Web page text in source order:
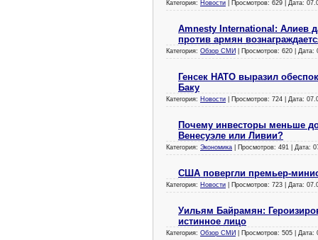
Категория: Новости | Просмотров: 629 | Дата:
Amnesty International: Алиев
против армян
Категория: Обзор СМИ | Просмотров: 620 | Дата:
Генсек НАТО выразил
Баку
Категория: Новости | Просмотров: 724 | Дата:
Почему инвесторы меньше
Венесуэле или Ливии?
Категория: Экономика | Просмотров: 491 | Дата:
США повергли премьер-
Категория: Новости | Просмотров: 723 | Дата:
Уильям Байрамян:
истинное лицо
Категория: Обзор СМИ | Просмотров: 505 | Дата: